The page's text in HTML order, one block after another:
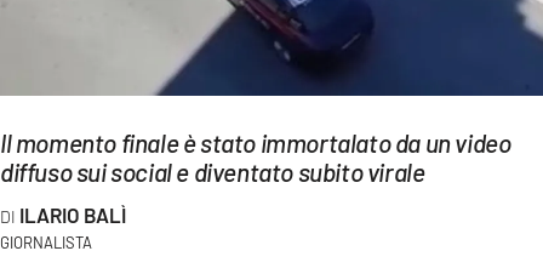
LAC NETWORK
LAC ONAIR
Il momento finale è stato immortalato da un video
diffuso sui social e diventato subito virale
ILARIO BALÌ
GIORNALISTA